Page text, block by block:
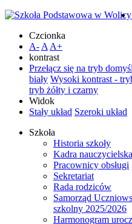
Czcionka
A- A A+
kontrast
Przełącz się na tryb
biały Wysoki kontrast -
tryb żółty i czarny
Widok
Stały układ Szeroki układ
Szkoła
Historia szkoły
Kadra nauczycielska
Pracownicy obsługi
Sekretariat
Rada rodziców
Samorząd
szkolny 2025/2026
Harmonogram